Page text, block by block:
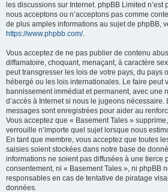
les discussions sur Internet. phpBB Limited
nous acceptons ou n’acceptons pas comme
de plus amples informations au sujet de phpBB,
https://www.phpbb.com/.
Vous acceptez de ne pas publier de contenu
diffamatoire, choquant, menaçant, à caractère
peut transgresser les lois de votre pays, du pays
hébergé ou les lois internationales. Le faire peut
bannissement immédiat et permanent, avec une
d’accès à Internet si nous le jugeons nécessaire.
messages sont enregistrées pour aider au
Vous acceptez que « Basement Tales »
verrouille n’importe quel sujet lorsque nous
En tant que membre, vous acceptez que toutes
saisies soient stockées dans notre base de
informations ne soient pas diffusées à une tierce
consentement, ni « Basement Tales », ni phpBB
responsables en cas de tentative de piratage
données.